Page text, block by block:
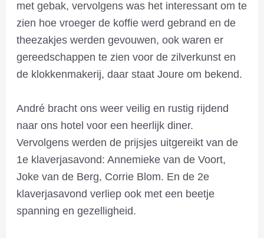
met gebak, vervolgens was het interessant om te
zien hoe vroeger de koffie werd gebrand en de
theezakjes werden gevouwen, ook waren er
gereedschappen te zien voor de zilverkunst en
de klokkenmakerij, daar staat Joure om bekend.
André bracht ons weer veilig en rustig rijdend
naar ons hotel voor een heerlijk diner.
Vervolgens werden de prijsjes uitgereikt van de
1e klaverjasavond: Annemieke van de Voort,
Joke van de Berg, Corrie Blom. En de 2e
klaverjasavond verliep ook met een beetje
spanning en gezelligheid.